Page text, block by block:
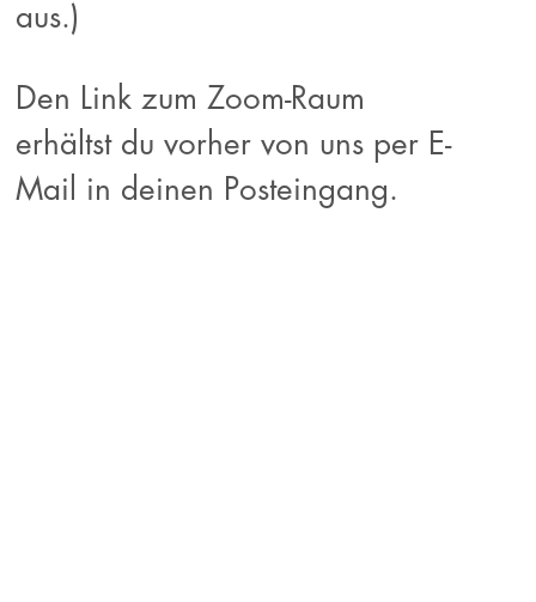
aus.)
Den Link zum Zoom-Raum
erhältst du vorher von uns per E-
Mail in deinen Posteingang.